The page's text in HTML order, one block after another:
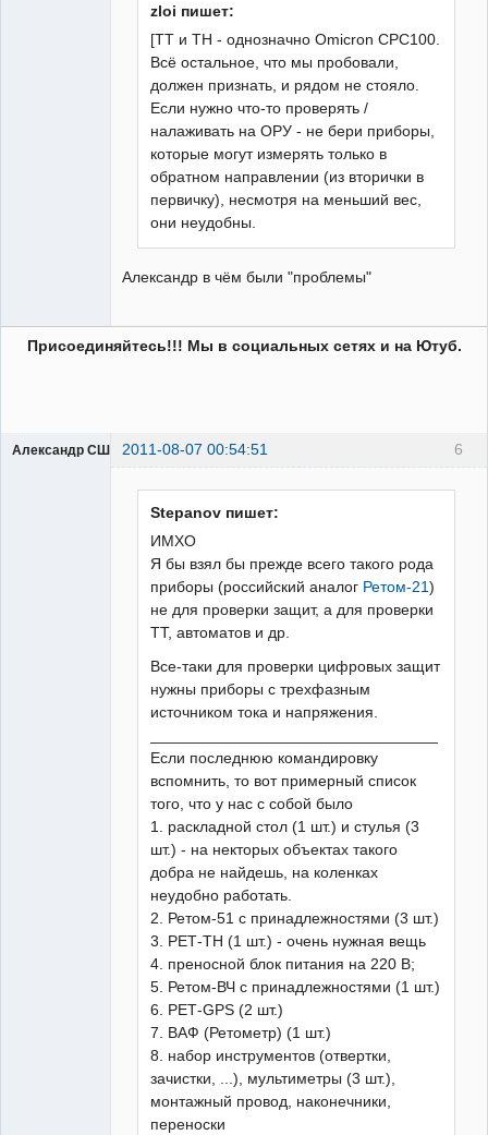
zloi пишет:
[ТТ и ТН - однозначно Omicron CPC100.
Всё остальное, что мы пробовали,
должен признать, и рядом не стояло.
Если нужно что-то проверять /
налаживать на ОРУ - не бери приборы,
которые могут измерять только в
обратном направлении (из вторички в
первичку), несмотря на меньший вес,
они неудобны.
Александр в чём были "проблемы"
Присоединяйтесь!!! Мы в социальных сетях и на Ютуб.
6
Александр США 2011-08-07 00:54:51
Stepanov пишет:
ИМХО
Я бы взял бы прежде всего такого рода
приборы (российский аналог Ретом-21)
не для проверки защит, а для проверки
ТТ, автоматов и др.
Все-таки для проверки цифровых защит
нужны приборы с трехфазным
источником тока и напряжения.
Если последнюю командировку
вспомнить, то вот примерный список
того, что у нас с собой было
1. раскладной стол (1 шт.) и стулья (3
шт.) - на некторых объектах такого
добра не найдешь, на коленках
неудобно работать.
2. Ретом-51 с принадлежностями (3 шт.)
3. РЕТ-ТН (1 шт.) - очень нужная вещь
4. преносной блок питания на 220 В;
5. Ретом-ВЧ с принадлежностями (1 шт.)
6. РЕТ-GPS (2 шт.)
7. ВАФ (Ретометр) (1 шт.)
8. набор инструментов (отвертки,
зачистки, ...), мультиметры (3 шт.),
монтажный провод, наконечники,
переноски